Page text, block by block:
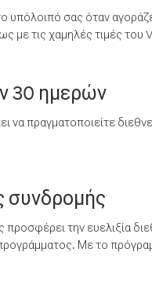
υπόλοιπό σας όταν
με τις χαμηλές τιμές του
30 ημερών
να πραγματοποιείτε
συνδρομής
την ευελιξία
Με το